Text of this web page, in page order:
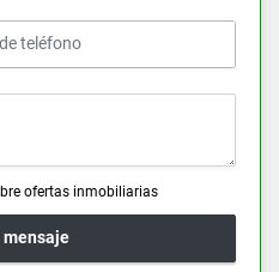
ofertas inmobiliarias
mensaje